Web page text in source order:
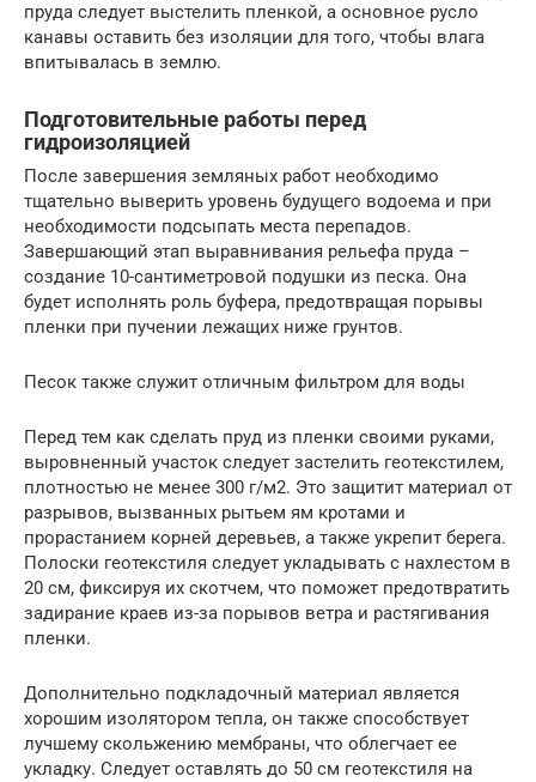
пруда следует выстелить пленкой, а основное русло
канавы оставить без изоляции для того, чтобы влага
впитывалась в землю.
Подготовительные работы перед
гидроизоляцией
После завершения земляных работ необходимо
тщательно выверить уровень будущего водоема и при
необходимости подсыпать места перепадов.
Завершающий этап выравнивания рельефа пруда –
создание 10-сантиметровой подушки из песка. Она
будет исполнять роль буфера, предотвращая порывы
пленки при пучении лежащих ниже грунтов.
Песок также служит отличным фильтром для воды
Перед тем как сделать пруд из пленки своими руками,
выровненный участок следует застелить геотекстилем,
плотностью не менее 300 г/м2. Это защитит материал от
разрывов, вызванных рытьем ям кротами и
прорастанием корней деревьев, а также укрепит берега.
Полоски геотекстиля следует укладывать с нахлестом в
20 см, фиксируя их скотчем, что поможет предотвратить
задирание краев из-за порывов ветра и растягивания
пленки.
Дополнительно подкладочный материал является
хорошим изолятором тепла, он также способствует
лучшему скольжению мембраны, что облегчает ее
укладку. Следует оставлять до 50 см геотекстиля на